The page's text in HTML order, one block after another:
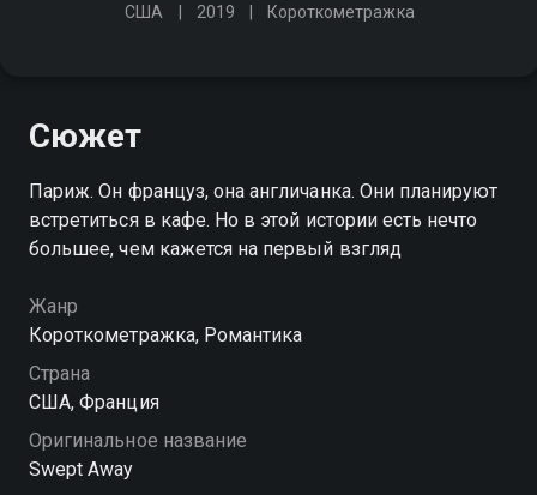
США 2019 Короткометражка
Сюжет
Париж. Он француз, она англичанка. Они планируют
встретиться в кафе. Но в этой истории есть нечто
большее, чем кажется на первый взгляд
Жанр
Короткометражка, Романтика
Страна
США, Франция
Оригинальное название
Swept Away